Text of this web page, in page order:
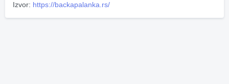
Izvor: https://backapalanka.rs/